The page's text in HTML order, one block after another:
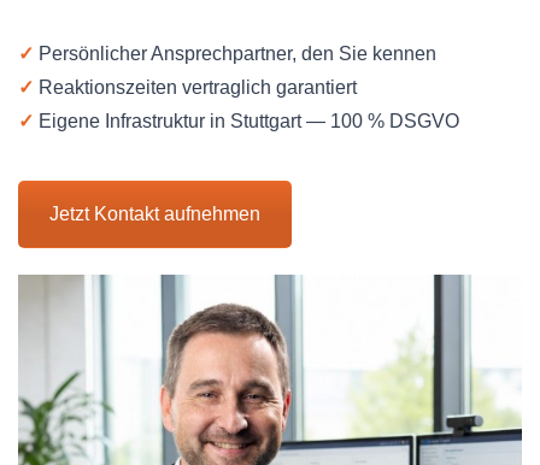
✓ Persönlicher Ansprechpartner, den Sie kennen
✓ Reaktionszeiten vertraglich garantiert
✓ Eigene Infrastruktur in Stuttgart — 100 % DSGVO
Jetzt Kontakt aufnehmen